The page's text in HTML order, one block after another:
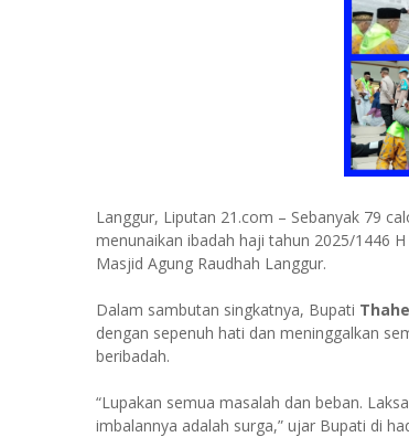
Langgur, Liputan 21.com – Sebanyak 79
menunaikan ibadah haji tahun 2025/1446
Masjid Agung Raudhah Langgur.
Dalam sambutan singkatnya, Bupati
dengan sepenuh hati dan meninggalkan
beribadah.
“Lupakan semua masalah dan beban.
imbalannya adalah surga,” ujar Bupati di